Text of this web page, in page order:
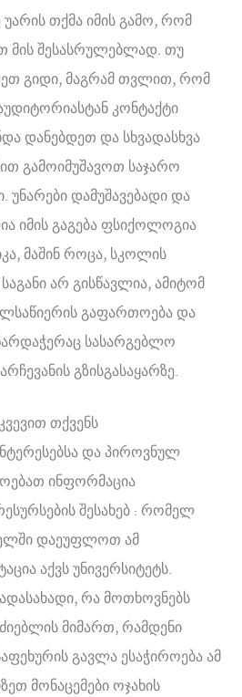
თქმა იმის გამო, რომ
მის შესასრულებლად. თუ
გიდი, მაგრამ თვლით, რომ
კონტაქტი
დანებდეთ და სხვადასხვა
გამოიმუშავოთ საჯარო
უნარები დამუშავებადი და
იმის გაგება ფსიქოლოგია
მაშინ როცა, სკოლის
არ გისწავლია, ამიტომ
გაფართოება და
სასარგებლო
გზისგასაყარზე.
თქვენს
და პიროვნულ
ინფორმაცია
შესახებ : რომელ
დაეუფლოთ ამ
აქვს უნივერსიტეტს.
რა მოთხოვნებს
მიმართ, რამდენი
გავლა ესაჭიროება ამ
მონაცემები ოჯახის